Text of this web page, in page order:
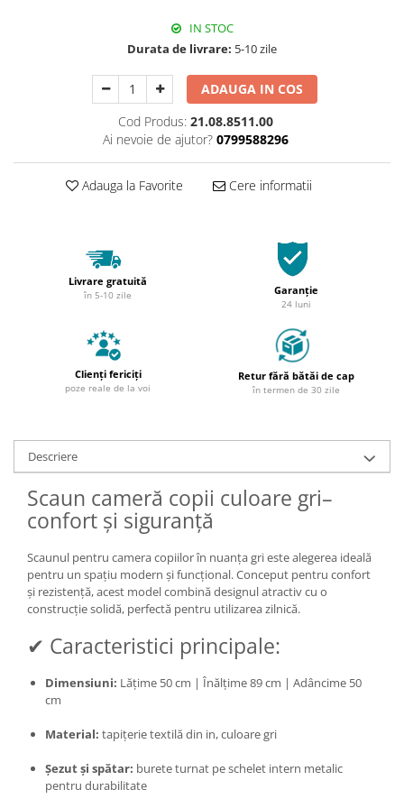
IN STOC
Durata de livrare: 5-10 zile
ADAUGA IN COS
Cod Produs: 21.08.8511.00
Ai nevoie de ajutor? 0799588296
Adauga la Favorite Cere informatii
Livrare gratuită
în 5-10 zile Garanție
24 luni
Clienți fericiți
poze reale de la voi
Retur fără bătăi de cap
în termen de 30 zile
Descriere
Scaun cameră copii culoare gri–
confort și siguranță
Scaunul pentru camera copiilor în nuanța gri este alegerea ideală
pentru un spațiu modern și funcțional. Conceput pentru confort
și rezistență, acest model combină designul atractiv cu o
construcție solidă, perfectă pentru utilizarea zilnică.
✔ Caracteristici principale:
Dimensiuni: Lățime 50 cm | Înălțime 89 cm | Adâncime 50
cm
Material: tapițerie textilă din in, culoare gri
Șezut și spătar: burete turnat pe schelet intern metalic
pentru durabilitate